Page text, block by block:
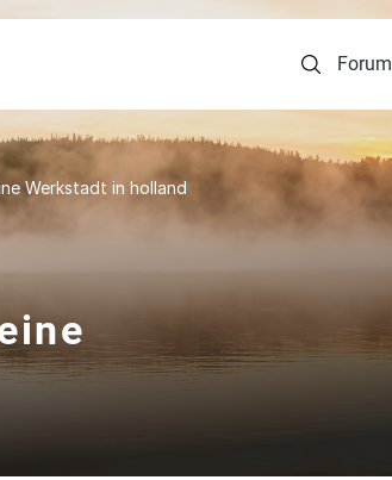
Forum
Werkstadt in holland